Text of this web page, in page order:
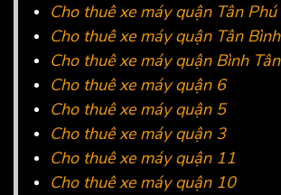
Cho thuê xe máy quận Tân Phú
Cho thuê xe máy quận Tân Bình
Cho thuê xe máy quận Bình Tân
Cho thuê xe máy quận 6
Cho thuê xe máy quận 5
Cho thuê xe máy quận 3
Cho thuê xe máy quận 11
Cho thuê xe máy quận 10